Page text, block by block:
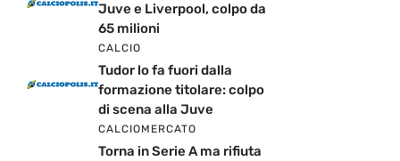
Juve e Liverpool, colpo da
65 milioni
CALCIO
Tudor lo fa fuori dalla
formazione titolare: colpo
di scena alla Juve
CALCIOMERCATO
Torna in Serie A ma rifiuta